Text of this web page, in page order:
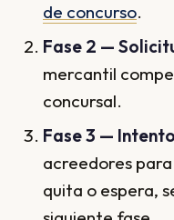
de concurso.
Fase 2 —
mercantil
concursal.
Fase 3 —
acreedores
quita o espera,